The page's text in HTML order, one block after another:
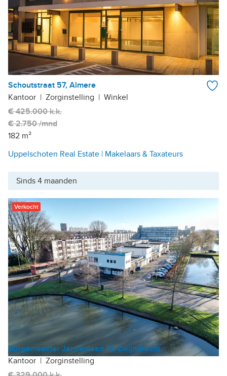
Schoutstraat 57, Almere
Kantoor | Zorginstelling | Winkel
€ 425.000 k.k.
€ 2.750 /mnd
182 m²
Uppelschoten Real Estate | Makelaars & Taxateurs
Sinds 4 maanden
Verkocht
Burgemeester Jansenlaan 14, Zwijndrecht
Kantoor | Zorginstelling